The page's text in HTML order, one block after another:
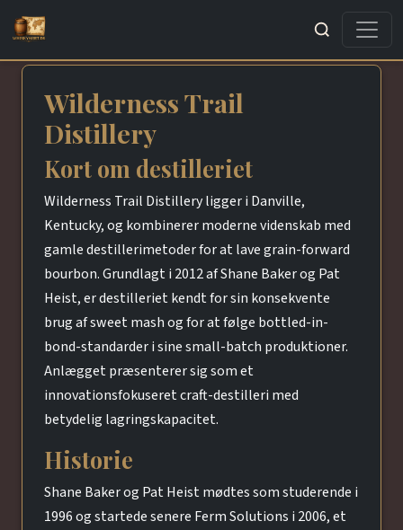
Søg
Wilderness Trail
Distillery
Kort om destilleriet
Wilderness Trail Distillery ligger i Danville,
Kentucky, og kombinerer moderne videnskab med
gamle destillerimetoder for at lave grain-forward
bourbon. Grundlagt i 2012 af Shane Baker og Pat
Heist, er destilleriet kendt for sin konsekvente
brug af sweet mash og for at følge bottled-in-
bond-standarder i sine small-batch produktioner.
Anlægget præsenterer sig som et
innovationsfokuseret craft-destilleri med
betydelig lagringskapacitet.
Historie
Shane Baker og Pat Heist mødtes som studerende i
1996 og startede senere Ferm Solutions i 2006, et